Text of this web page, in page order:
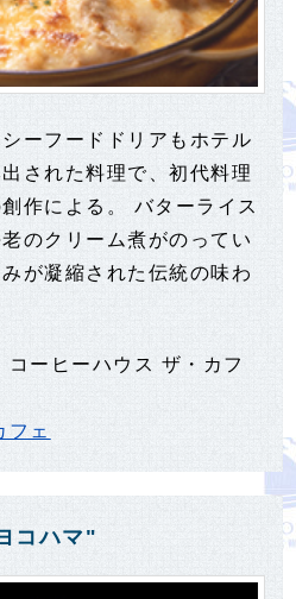
ーフードドリアもホテル
された料理で、初代料理
作による。 バターライス
のクリーム煮がのってい
が凝縮された伝統の味わ
ーヒーハウス ザ・カフ
フェ
コハマ"